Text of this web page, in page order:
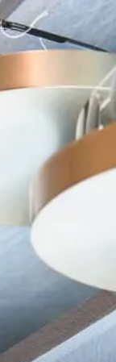
牌太陽眼